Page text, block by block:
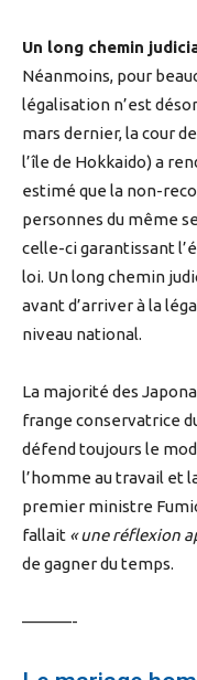
Un long chemin
Néanmoins, pour
légalisation n’est
mars dernier, la cour
l’île de Hokkaido) a
estimé que la non-
personnes du même
celle-ci garantissant
loi. Un long chemin
avant d’arriver à la
niveau national.
La majorité des
frange conservatrice
défend toujours le
l’homme au travail et
premier ministre
fallait « une réflexion
de gagner du temps.
———-